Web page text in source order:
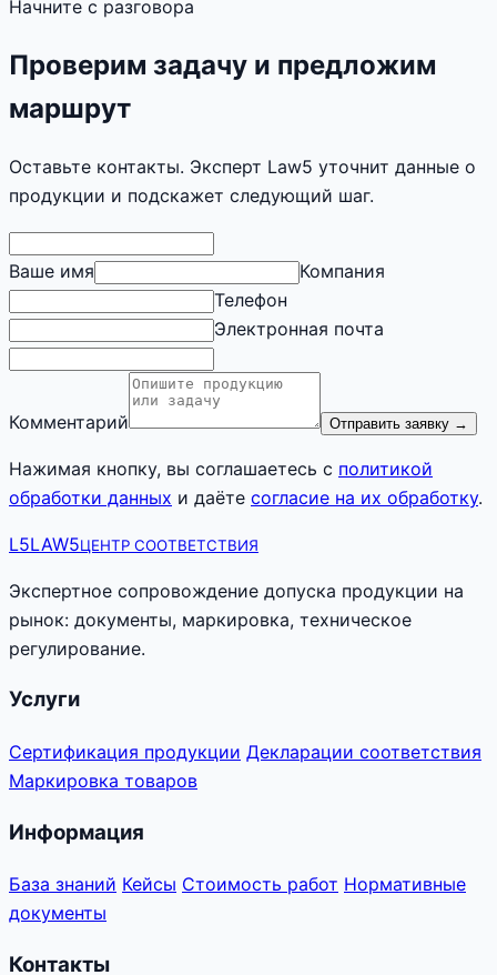
Начните с разговора
Проверим задачу и предложим
маршрут
Оставьте контакты. Эксперт Law5 уточнит данные о
продукции и подскажет следующий шаг.
Ваше имя
Компания
Телефон
Электронная почта
Комментарий Отправить заявку →
Нажимая кнопку, вы соглашаетесь с политикой
обработки данных и даёте согласие на их обработку.
L5LAW5ЦЕНТР СООТВЕТСТВИЯ
Экспертное сопровождение допуска продукции на
рынок: документы, маркировка, техническое
регулирование.
Услуги
Сертификация продукции Декларации соответствия
Маркировка товаров
Информация
База знаний Кейсы Стоимость работ Нормативные
документы
Контакты